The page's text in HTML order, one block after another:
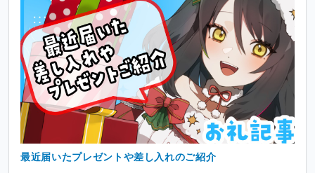
最近届いたプレゼントや差し入れのご紹介